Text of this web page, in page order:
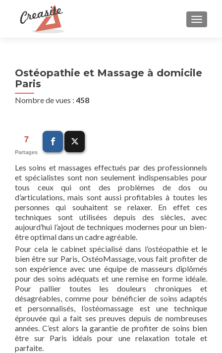
Ostéopathie et Massage à domicile
Paris
Nombre de vues : 458
7
Partages
Les soins et massages effectués par des professionnels
et spécialistes sont non seulement indispensables pour
tous ceux qui ont des problèmes de dos ou
d’articulations, mais sont aussi profitables à toutes les
personnes qui souhaitent se relaxer. En effet ces
techniques sont utilisées depuis des siècles, avec
aujourd’hui l’ajout de techniques modernes pour un bien-
être optimal dans un cadre agréable.
Pour cela le cabinet spécialisé dans l’ostéopathie et le
bien être sur Paris, OstéoMassage, vous fait profiter de
son expérience avec une équipe de masseurs diplômés
pour des soins adéquats et une remise en forme idéale.
Pour pallier toutes les douleurs chroniques et
désagréables, comme pour bénéficier de soins adaptés
et personnalisés, l’ostéomassage est une technique
éprouvée qui a fait ses preuves depuis de nombreuses
années. C’est alors la garantie de profiter de soins bien
être sur Paris idéals pour une relaxation totale et
parfaite.